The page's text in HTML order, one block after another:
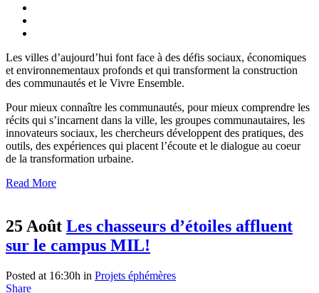
Les villes d’aujourd’hui font face à des défis sociaux, économiques
et environnementaux profonds et qui transforment la construction
des communautés et le Vivre Ensemble.
Pour mieux connaître les communautés, pour mieux comprendre les
récits qui s’incarnent dans la ville, les groupes communautaires, les
innovateurs sociaux, les chercheurs développent des pratiques, des
outils, des expériences qui placent l’écoute et le dialogue au coeur
de la transformation urbaine.
Read More
25 Août Les chasseurs d’étoiles affluent
sur le campus MIL!
Posted at 16:30h in Projets éphémères
Share